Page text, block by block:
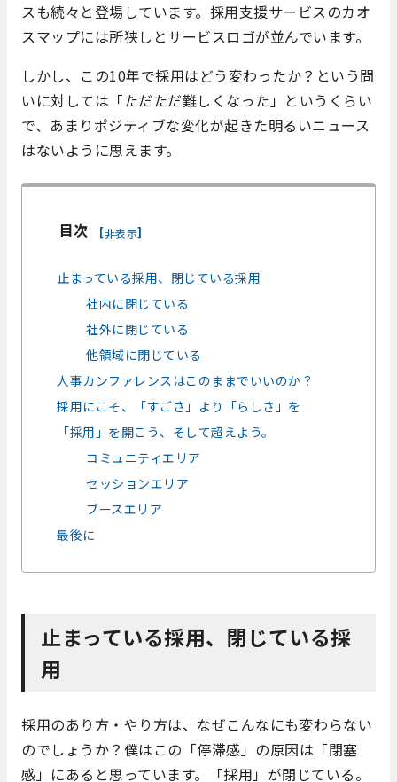
スも続々と登場しています。採用支援サービスのカオ
スマップには所狭しとサービスロゴが並んでいます。
しかし、この10年で採用はどう変わったか？という問
いに対しては「ただただ難しくなった」というくらい
で、あまりポジティブな変化が起きた明るいニュース
はないように思えます。
目次 [非表示]
止まっている採用、閉じている採用
社内に閉じている
社外に閉じている
他領域に閉じている
人事カンファレンスはこのままでいいのか？
採用にこそ、「すごさ」より「らしさ」を
「採用」を開こう、そして超えよう。
コミュニティエリア
セッションエリア
ブースエリア
最後に
止まっている採用、閉じている採
用
採用のあり方・やり方は、なぜこんなにも変わらない
のでしょうか？僕はこの「停滞感」の原因は「閉塞
感」にあると思っています。「採用」が閉じている。